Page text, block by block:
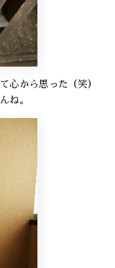
心から思った（笑）
ね。